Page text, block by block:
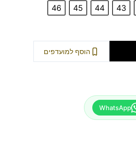
43
44
45
46
הוסף למועדפים
WhatsApp